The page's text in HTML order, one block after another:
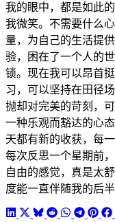
我的眼中，都是如此
我微笑。不需要什么
量，为自己的生活提
验，困在了一个人的
锁。现在我可以昂首
习，可以坚持在田径
抛却对完美的苛刻，
一种乐观而豁达的心
天都有新的收获，每
每次反思一个星期前
自由的感觉，真是太
度能一直伴随我的后